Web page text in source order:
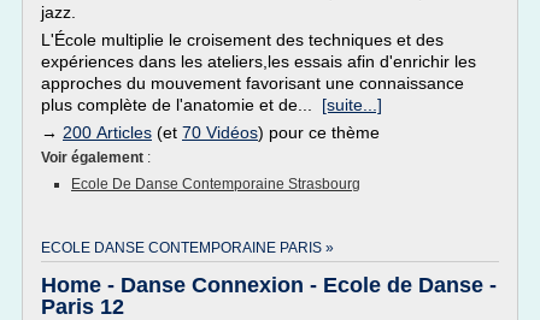
jazz.
L'École multiplie le croisement des techniques et des
expériences dans les ateliers,les essais afin d'enrichir les
approches du mouvement favorisant une connaissance
plus complète de l'anatomie et de... [suite...]
→ 200 Articles (et 70 Vidéos) pour ce thème
Voir également :
Ecole De Danse Contemporaine Strasbourg
ECOLE DANSE CONTEMPORAINE PARIS »
Home - Danse Connexion - Ecole de Danse -
Paris 12